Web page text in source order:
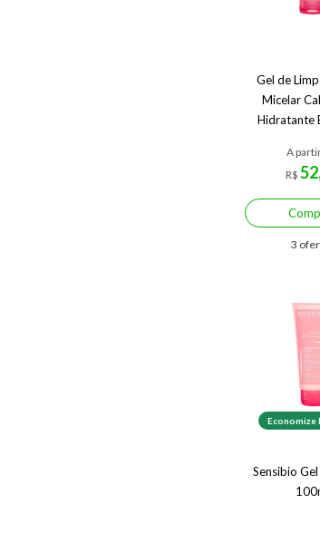
Gel de
Micelar
Hidratante
A
R$
3
Economize
Sensibio